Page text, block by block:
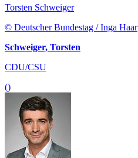
Torsten Schweiger
© Deutscher Bundestag / Inga Haar
Schweiger, Torsten
CDU/CSU
()